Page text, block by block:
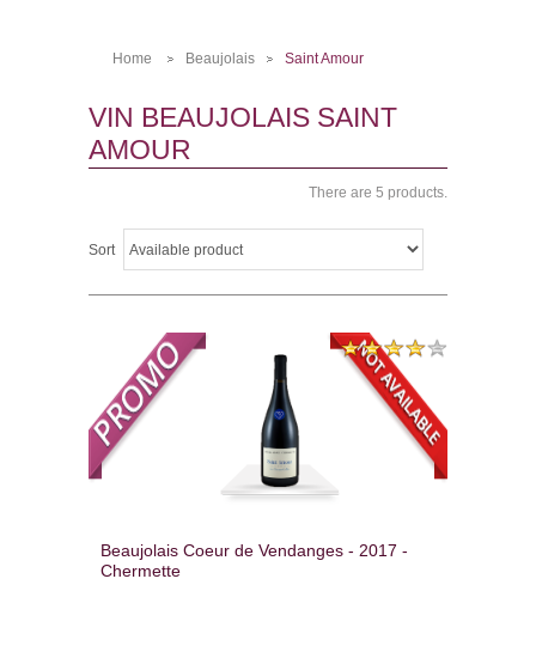
Home
Beaujolais
Saint Amour
VIN BEAUJOLAIS SAINT
AMOUR
There are 5 products.
Sort
Beaujolais Coeur de Vendanges - 2017 -
Chermette